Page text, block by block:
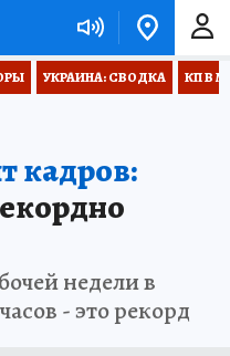
УКРАИНА: СВОДКА КП В
кадров:
недели в
- это рекорд